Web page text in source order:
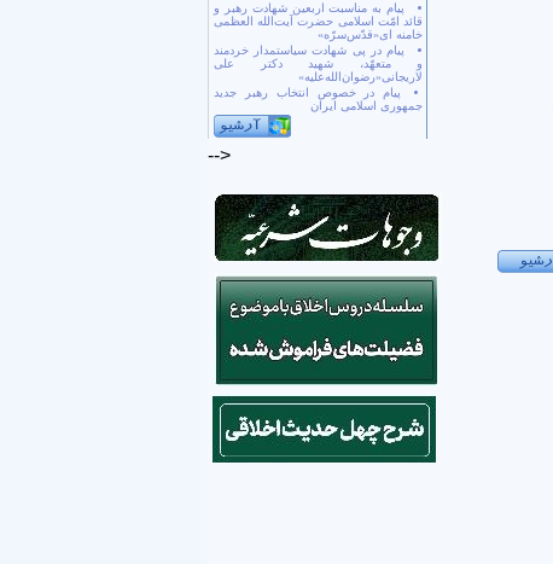
پیام به مناسبت اربعین شهادت رهبر و
قائد امّت اسلامی حضرت آیت‌الله العظمی
خامنه ای«قدّس‌سرّه»
پیام در پی شهادت سیاستمدار خردمند
و متعهّد، شهید دکتر علی
لاریجانی«رضوان‌الله‌علیه»
پیام در خصوص انتخاب رهبر جدید
جمهوری اسلامی ایران
-->